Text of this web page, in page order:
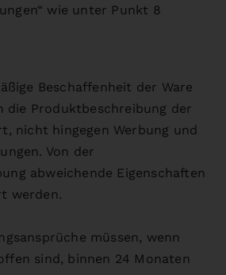
wie unter Punkt 8
Beschaffenheit der Ware
die Produktbeschreibung der
nicht hingegen Werbung und
Von der
abweichende Eigenschaften
werden.
müssen, wenn
sind, binnen 24 Monaten